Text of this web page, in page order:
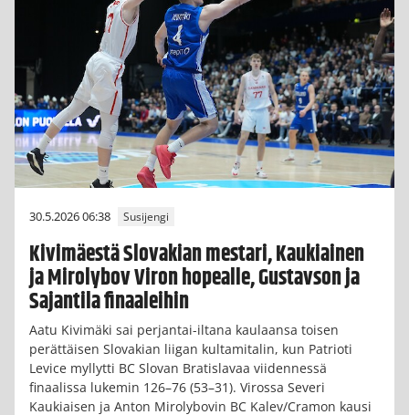
30.5.2026 06:38 Susijengi
Kivimäestä Slovakian mestari, Kaukiainen
ja Mirolybov Viron hopealle, Gustavson ja
Sajantila finaaleihin
Aatu Kivimäki sai perjantai-iltana kaulaansa toisen
perättäisen Slovakian liigan kultamitalin, kun Patrioti
Levice myllytti BC Slovan Bratislavaa viidennessä
finaalissa lukemin 126–76 (53–31). Virossa Severi
Kaukiaisen ja Anton Mirolybovin BC Kalev/Cramon kausi